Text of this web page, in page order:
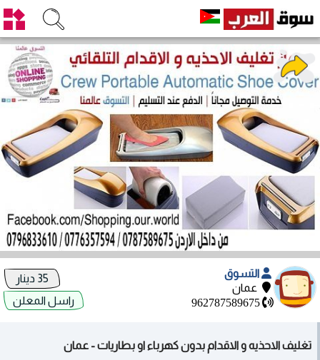
التسوق
عمان
962787589675
راسل المعلن
تغليف الاحذيه و الاقدام بدون كهرباء او بطاريات - عمان